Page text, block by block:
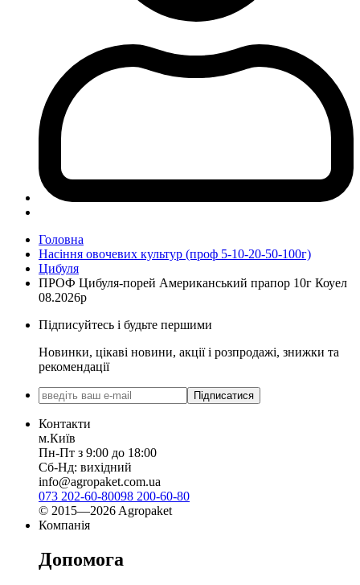
Головна
Насіння овочевих культур (проф 5-10-20-50-100г)
Цибуля
ПРОФ Цибуля-порей Американський прапор 10г Коуел
08.2026р
Підписуйтесь і будьте першими
Новинки, цікаві новини, акції і розпродажі, знижки та
рекомендації
Підписатися
Контакти
м.Київ
Пн-Пт з 9:00 до 18:00
Сб-Нд: вихідний
info@agropaket.com.ua
073 202-60-80098 200-60-80
© 2015—2026 Agropaket
Компанія
Допомога